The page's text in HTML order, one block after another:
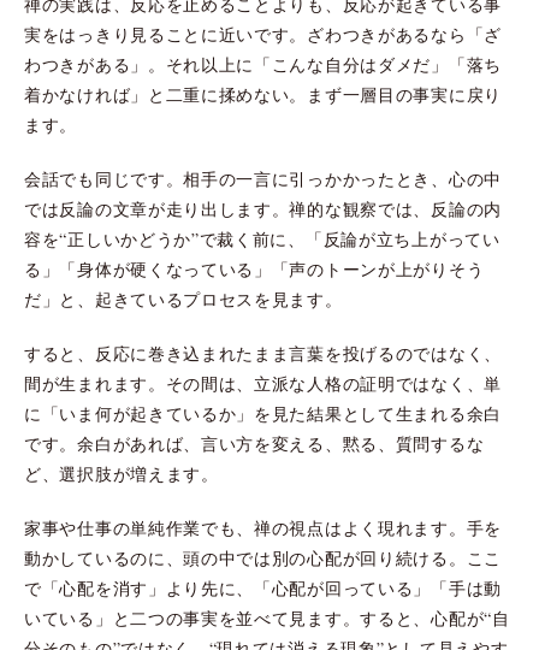
実をはっきり見ることに近いです。ざわつきがあるなら「ざ
わつきがある」。それ以上に「こんな自分はダメだ」「落ち
着かなければ」と二重に揉めない。まず一層目の事実に戻り
ます。
会話でも同じです。相手の一言に引っかかったとき、心の中
では反論の文章が走り出します。禅的な観察では、反論の内
容を“正しいかどうか”で裁く前に、「反論が立ち上がってい
る」「身体が硬くなっている」「声のトーンが上がりそう
だ」と、起きているプロセスを見ます。
すると、反応に巻き込まれたまま言葉を投げるのではなく、
間が生まれます。その間は、立派な人格の証明ではなく、単
に「いま何が起きているか」を見た結果として生まれる余白
です。余白があれば、言い方を変える、黙る、質問するな
ど、選択肢が増えます。
家事や仕事の単純作業でも、禅の視点はよく現れます。手を
動かしているのに、頭の中では別の心配が回り続ける。ここ
で「心配を消す」より先に、「心配が回っている」「手は動
いている」と二つの事実を並べて見ます。すると、心配が“自